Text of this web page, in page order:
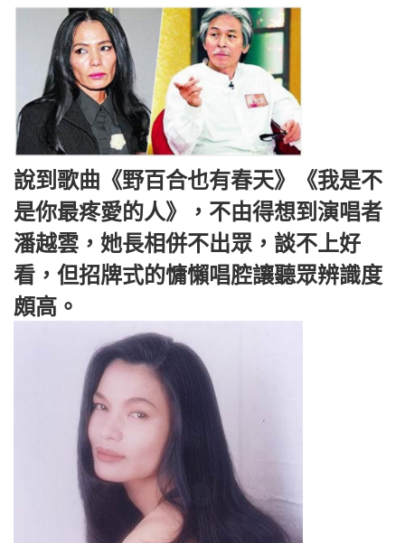
說到歌曲《野百合也有春天》《我是不
是你最疼愛的人》，不由得想到演唱者
潘越雲，她長相併不出眾，談不上好
看，但招牌式的慵懶唱腔讓聽眾辨識度
頗高。